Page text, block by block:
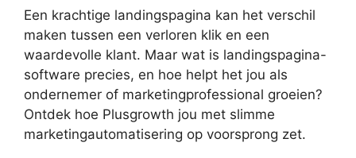
Een krachtige landingspagina kan het verschil
maken tussen een verloren klik en een
waardevolle klant. Maar wat is landingspagina-
software precies, en hoe helpt het jou als
ondernemer of marketingprofessional groeien?
Ontdek hoe Plusgrowth jou met slimme
marketingautomatisering op voorsprong zet.